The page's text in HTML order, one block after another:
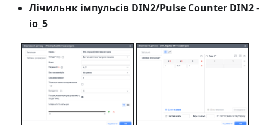
Лічильнк імпульсів DIN2/Pulse Counter DIN2-
io_5